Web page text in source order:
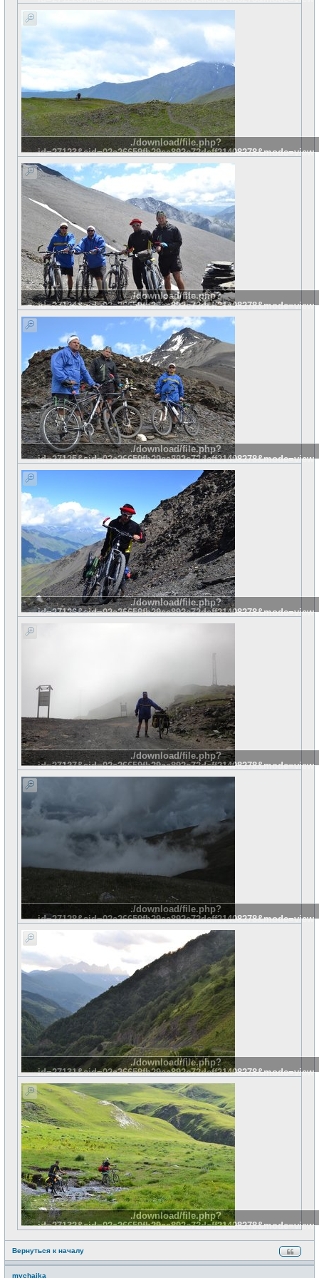
./download/file.php?
id=27123&sid=02a26659fb29ea892c72deff21408278&mode=view
./download/file.php?
id=27124&sid=02a26659fb29ea892c72deff21408278&mode=view
./download/file.php?
id=27125&sid=02a26659fb29ea892c72deff21408278&mode=view
./download/file.php?
id=27126&sid=02a26659fb29ea892c72deff21408278&mode=view
./download/file.php?
id=27127&sid=02a26659fb29ea892c72deff21408278&mode=view
./download/file.php?
id=27128&sid=02a26659fb29ea892c72deff21408278&mode=view
./download/file.php?
id=27131&sid=02a26659fb29ea892c72deff21408278&mode=view
./download/file.php?
id=27132&sid=02a26659fb29ea892c72deff21408278&mode=view
Вернуться к началу
mychaika